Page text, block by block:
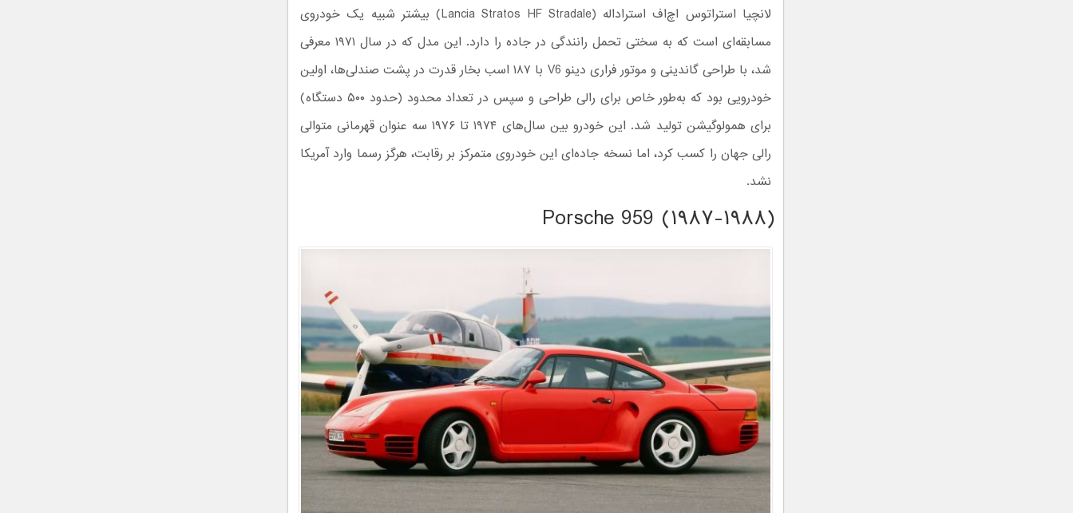
لانچیا استراتوس اچ‌اف استراداله (Lancia Stratos HF Stradale) بیشتر شبیه یک خودروی
مسابقه‌ای است که به سختی تحمل رانندگی در جاده را دارد. این مدل که در سال ۱۹۷۱ معرفی
شد، با طراحی گاندینی و موتور فراری دینو V6 با ۱۸۷ اسب بخار قدرت در پشت صندلی‌ها، اولین
خودرویی بود که به‌طور خاص برای رالی طراحی و سپس در تعداد محدود (حدود ۵۰۰ دستگاه)
برای همولوگیشن تولید شد. این خودرو بین سال‌های ۱۹۷۴ تا ۱۹۷۶ سه عنوان قهرمانی متوالی
رالی جهان را کسب کرد، اما نسخه جاده‌ای این خودروی متمرکز بر رقابت، هرگز رسما وارد آمریکا
نشد.
Porsche 959 (۱۹۸۷-۱۹۸۸)